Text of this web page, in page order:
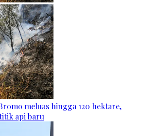
meluas hingga 120 hektare,
api baru